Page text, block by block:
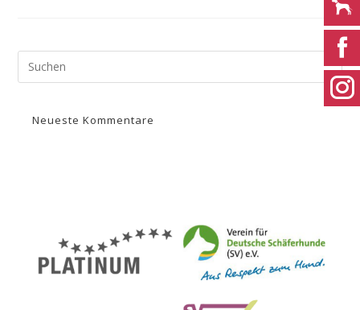
Neueste Kommentare